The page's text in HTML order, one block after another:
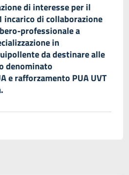
di interesse per il
incarico di collaborazione
professionale a
in
da destinare alle
denominato
e rafforzamento PUA UVT